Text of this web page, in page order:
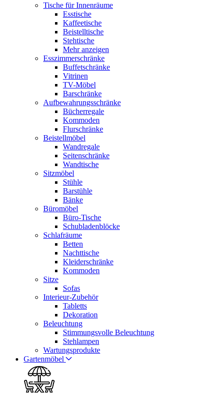
Tische für Innenräume
Esstische
Kaffeetische
Beistelltische
Stehtische
Mehr anzeigen
Esszimmerschränke
Buffetschränke
Vitrinen
TV-Möbel
Barschränke
Aufbewahrungsschränke
Bücherregale
Kommoden
Flurschränke
Beistellmöbel
Wandregale
Seitenschränke
Wandtische
Sitzmöbel
Stühle
Barstühle
Bänke
Büromöbel
Büro-Tische
Schubladenblöcke
Schlafräume
Betten
Nachttische
Kleiderschränke
Kommoden
Sitze
Sofas
Interieur-Zubehör
Tabletts
Dekoration
Beleuchtung
Stimmungsvolle Beleuchtung
Stehlampen
Wartungsprodukte
Gartenmöbel